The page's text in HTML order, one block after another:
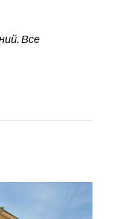
Все